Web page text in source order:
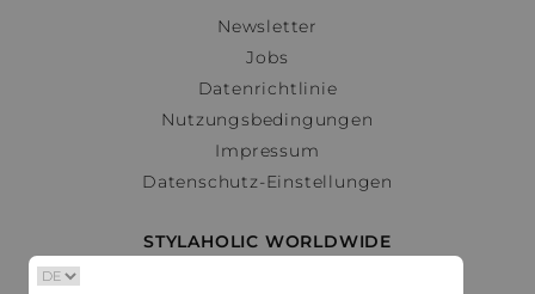
Newsletter
Jobs
Datenrichtlinie
Nutzungsbedingungen
Impressum
Datenschutz-Einstellungen
STYLAHOLIC WORLDWIDE